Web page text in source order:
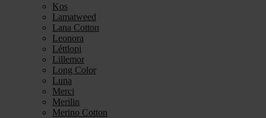
Kos
Lamatweed
Lana Cotton
Leonora
Léttlopi
Lillemor
Long Color
Luna
Merci
Merilin
Merino Cotton